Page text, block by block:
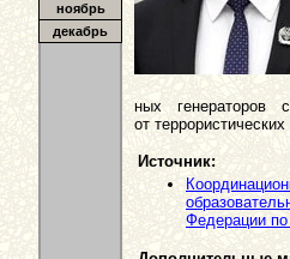
ноябрь
декабрь
ных генераторов
от
Источник:
Федерации